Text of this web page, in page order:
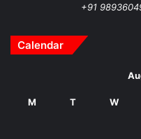
+91
Calendar
M T W